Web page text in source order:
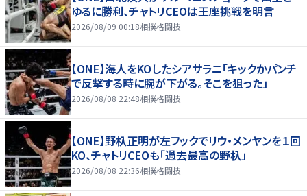
ゆるに勝利、チャトリCEOは王座挑戦を明言
2026/08/09 00:18相撲格闘技
【ONE】海人をKOしたシアサラニ「キックかパンチ
で反撃する時に腕が下がる。そこを狙った」
2026/08/08 22:48相撲格闘技
【ONE】野杁正明が左フックでリウ・メンヤンを１回
KO、チャトリCEOも「過去最高の野杁」
2026/08/08 22:36相撲格闘技